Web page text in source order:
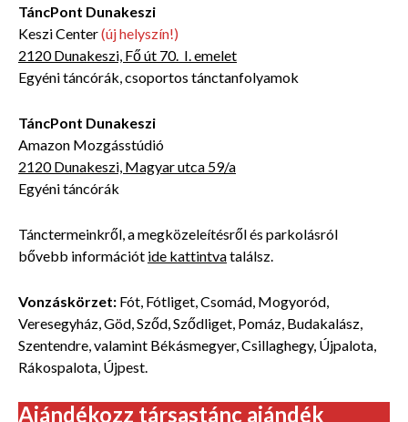
TáncPont Dunakeszi
Keszi Center(új helyszín!)
2120 Dunakeszi, Fő út 70. I. emelet
Egyéni táncórák, csoportos tánctanfolyamok
TáncPont Dunakeszi
Amazon Mozgásstúdió
2120 Dunakeszi, Magyar utca 59/a
Egyéni táncórák
Tánctermeinkről, a megközeleítésről és parkolásról
bővebb információt ide kattintvatalálsz.
Vonzáskörzet: Fót, Fótliget, Csomád, Mogyoród,
Veresegyház, Göd, Sződ, Sződliget, Pomáz, Budakalász,
Szentendre, valamint Békásmegyer, Csillaghegy, Újpalota,
Rákospalota, Újpest.
Ajándékozz társastánc ajándék